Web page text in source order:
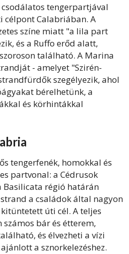
tengerpartjával
célpont Calabriában. A
színe miatt "a lila part
és a Ruffo erőd alatt,
található. A Marina
- amelyet "Szirén-
szegélyezik, ahol
bérelhetünk, a
és körhintákkal
tengerfenék, homokkal és
partvonal: a Cédrusok
régió határán
a családok által nagyon
úti cél. A teljes
bár és étterem,
és élvezheti a vízi
a sznorkelezéshez.